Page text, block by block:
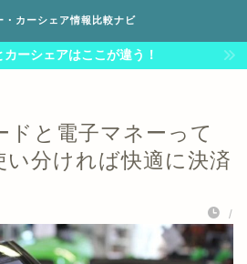
・カーシェア情報比較ナビ
カーシェアはここが違う！
ドと電子マネーって
い分ければ快適に決済
/